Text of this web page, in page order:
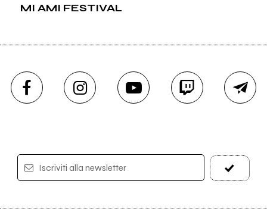
MI AMI FESTIVAL
Iscriviti alla newsletter